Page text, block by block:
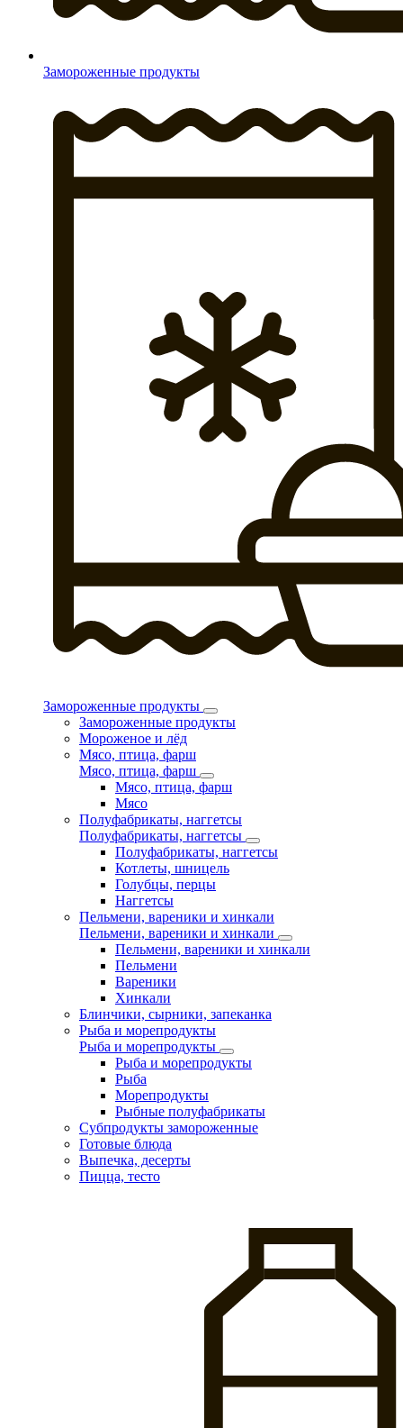
Замороженные продукты
Замороженные продукты
Замороженные продукты
Мороженое и лёд
Мясо, птица, фарш
Мясо, птица, фарш
Мясо, птица, фарш
Мясо
Полуфабрикаты, наггетсы
Полуфабрикаты, наггетсы
Полуфабрикаты, наггетсы
Котлеты, шницель
Голубцы, перцы
Наггетсы
Пельмени, вареники и хинкали
Пельмени, вареники и хинкали
Пельмени, вареники и хинкали
Пельмени
Вареники
Хинкали
Блинчики, сырники, запеканка
Рыба и морепродукты
Рыба и морепродукты
Рыба и морепродукты
Рыба
Морепродукты
Рыбные полуфабрикаты
Субпродукты замороженные
Готовые блюда
Выпечка, десерты
Пицца, тесто